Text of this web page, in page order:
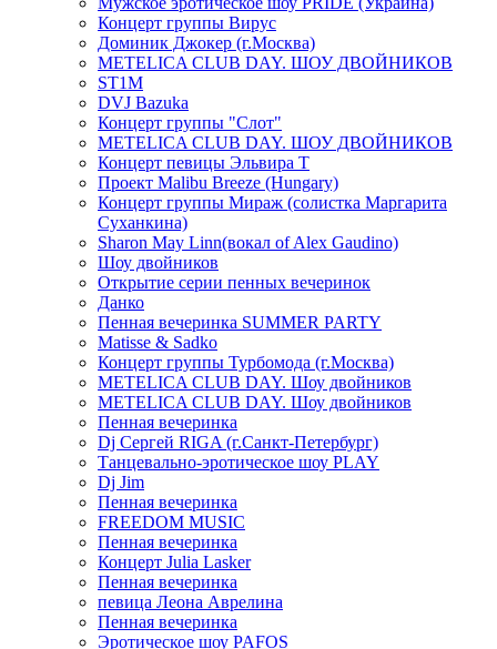
Концерт группы Вирус
Доминик Джокер (г.Москва)
METELICA CLUB DAY. ШОУ ДВОЙНИКОВ
ST1M
DVJ Bazuka
Концерт группы "Слот"
METELICA CLUB DAY. ШОУ ДВОЙНИКОВ
Концерт певицы Эльвира Т
Проект Malibu Breeze (Hungary)
Концерт группы Мираж (солистка Маргарита
Суханкина)
Sharon May Linn(вокал of Alex Gaudino)
Шоу двойников
Открытие серии пенных вечеринок
Данко
Пенная вечеринка SUMMER PARTY
Matisse & Sadko
Концерт группы Турбомода (г.Москва)
METELICA CLUB DAY. Шоу двойников
METELICA CLUB DAY. Шоу двойников
Пенная вечеринка
Dj Сергей RIGA (г.Санкт-Петербург)
Танцевально-эротическое шоу PLAY
Dj Jim
Пенная вечеринка
FREEDOM MUSIC
Пенная вечеринка
Концерт Julia Lasker
Пенная вечеринка
певица Леона Аврелина
Пенная вечеринка
Эротическое шоу PAFOS